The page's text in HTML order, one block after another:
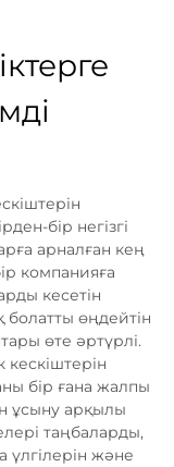
бір негізгі
арналған кең
компанияға
кесетін
өңдейтін
өте әртүрлі.
бір ғана жалпы
ұсыну арқылы
таңбаларды,
және